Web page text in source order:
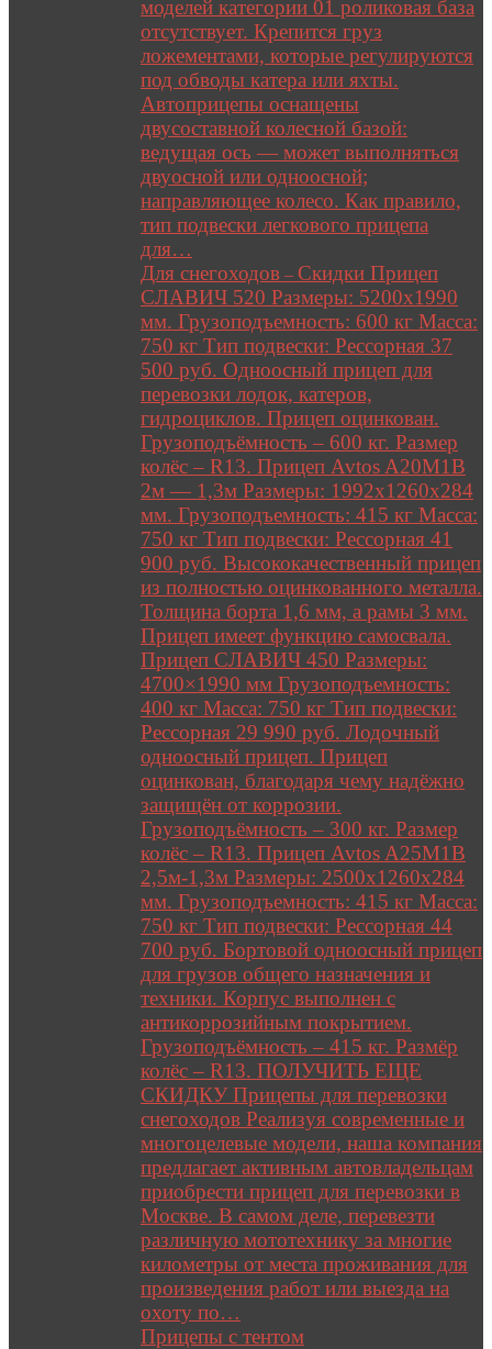
моделей категории 01 роликовая база
отсутствует. Крепится груз
ложементами, которые регулируются
под обводы катера или яхты.
Автоприцепы оснащены
двусоставной колесной базой:
ведущая ось — может выполняться
двуосной или одноосной;
направляющее колесо. Как правило,
тип подвески легкового прицепа
для…
Для снегоходов – Скидки Прицеп
СЛАВИЧ 520 Размеры: 5200х1990
мм. Грузоподъемность: 600 кг Масса:
750 кг Тип подвески: Рессорная 37
500 руб. Одноосный прицеп для
перевозки лодок, катеров,
гидроциклов. Прицеп оцинкован.
Грузоподъёмность – 600 кг. Размер
колёс – R13. Прицеп Avtos A20M1B
2м — 1,3м Размеры: 1992х1260х284
мм. Грузоподъемность: 415 кг Масса:
750 кг Тип подвески: Рессорная 41
900 руб. Высококачественный прицеп
из полностью оцинкованного металла.
Толщина борта 1,6 мм, а рамы 3 мм.
Прицеп имеет функцию самосвала.
Прицеп СЛАВИЧ 450 Размеры:
4700×1990 мм Грузоподъемность:
400 кг Масса: 750 кг Тип подвески:
Рессорная 29 990 руб. Лодочный
одноосный прицеп. Прицеп
оцинкован, благодаря чему надёжно
защищён от коррозии.
Грузоподъёмность – 300 кг. Размер
колёс – R13. Прицеп Avtos A25M1B
2,5м-1,3м Размеры: 2500х1260х284
мм. Грузоподъемность: 415 кг Масса:
750 кг Тип подвески: Рессорная 44
700 руб. Бортовой одноосный прицеп
для грузов общего назначения и
техники. Корпус выполнен с
антикоррозийным покрытием.
Грузоподъёмность – 415 кг. Размёр
колёс – R13. ПОЛУЧИТЬ ЕЩЕ
СКИДКУ Прицепы для перевозки
снегоходов Реализуя современные и
многоцелевые модели, наша компания
предлагает активным автовладельцам
приобрести прицеп для перевозки в
Москве. В самом деле, перевезти
различную мототехнику за многие
километры от места проживания для
произведения работ или выезда на
охоту по…
Прицепы с тентом